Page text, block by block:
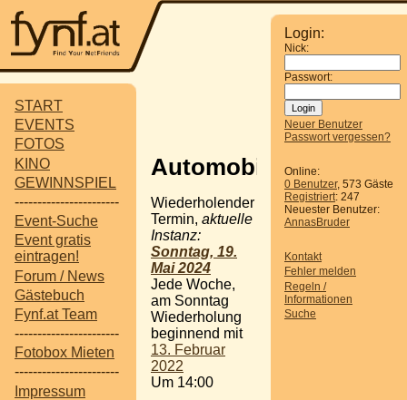
START
EVENTS
FOTOS
KINO
GEWINNSPIEL
-----------------------
Event-Suche
Event gratis
eintragen!
Forum / News
Gästebuch
Fynf.at Team
-----------------------
Fotobox Mieten
-----------------------
Impressum
Login:
Nick:
Passwort:
Neuer Benutzer
Passwort vergessen?
Online:
0 Benutzer, 573 Gäste
Registriert: 247
Neuester Benutzer:
AnnasBruder
Kontakt
Fehler melden
Regeln /
Informationen
Suche
Automobilmuseum
Wiederholender
Termin, aktuelle
Instanz:
Sonntag, 19.
Mai 2024
Jede Woche,
am Sonntag
Wiederholung
beginnend mit
13. Februar
2022
Um 14:00